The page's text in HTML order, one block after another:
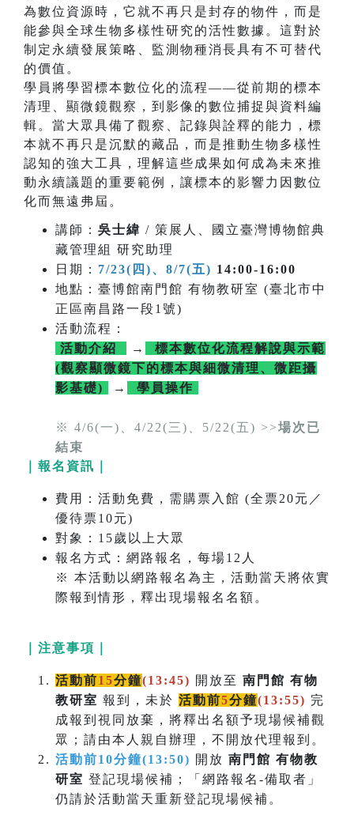
為數位資源時，它就不再只是封存的物件，而是
能參與全球生物多樣性研究的活性數據。這對於
制定永續發展策略、監測物種消長具有不可替代
的價值。
學員將學習標本數位化的流程——從前期的標本
清理、顯微鏡觀察，到影像的數位捕捉與資料編
輯。當大眾具備了觀察、記錄與詮釋的能力，標
本就不再只是沉默的藏品，而是推動生物多樣性
認知的強大工具，理解這些成果如何成為未來推
動永續議題的重要範例，讓標本的影響力因數位
化而無遠弗屆。
講師： 吳士緯 / 策展人、國立臺灣博物館典
藏管理組 研究助理
日期： 7/23(四)、8/7(五) 14:00-16:00
地點：臺博館南門館 有物教研室 (臺北市中
正區南昌路一段1號)
活動流程：
活動介紹
→
標本數位化流程解說與示範
(觀察顯微鏡下的標本與細微清理、微距攝
影基礎)
→ 學員操作
※ 4/6(一)、4/22(三)、5/22(五) >>場次已
結束
｜報名資訊｜
費用：活動免費，需購票入館 (全票20元／
優待票10元)
對象：15歲以上大眾
報名方式：網路報名，每場12人
※ 本活動以網路報名為主，活動當天將依實
際報到情形，釋出現場報名名額。
｜注意事項｜
活動前15分鐘(13:45) 開放至 南門館 有物
教研室 報到，未於 活動前5分鐘(13:55) 完
成報到視同放棄，將釋出名額予現場候補觀
眾；請由本人親自辦理，不開放代理報到。
活動前10分鐘(13:50) 開放 南門館 有物教
研室 登記現場候補；「網路報名-備取者」
仍請於活動當天重新登記現場候補。